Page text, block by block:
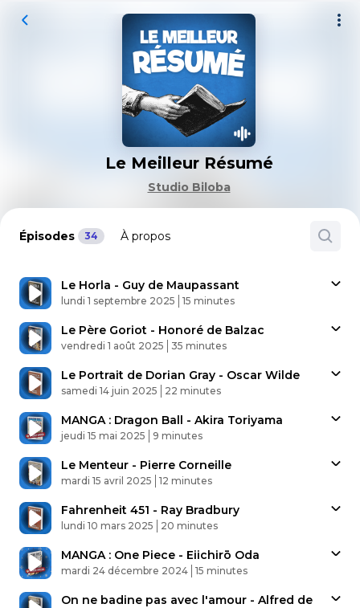
Le Meilleur Résumé
Studio Biloba
Épisodes 34 À propos
Le Horla - Guy de Maupassant
Published At
lundi 1 septembre 2025 Time
15 minutes
Le Père Goriot - Honoré de Balzac
Published At
vendredi 1 août 2025 Time
35 minutes
Le Portrait de Dorian Gray - Oscar Wilde
Published At
samedi 14 juin 2025 Time
22 minutes
MANGA : Dragon Ball - Akira Toriyama
Published At
jeudi 15 mai 2025 Time
9 minutes
Le Menteur - Pierre Corneille
Published At
mardi 15 avril 2025 Time
12 minutes
Fahrenheit 451 - Ray Bradbury
Published At
lundi 10 mars 2025 Time
20 minutes
MANGA : One Piece - Eiichirō Oda
Published At
mardi 24 décembre 2024 Time
15 minutes
On ne badine pas avec l'amour - Alfred de